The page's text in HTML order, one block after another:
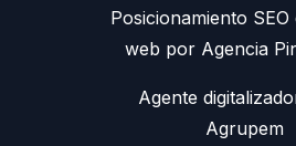
Posicionamiento SEO
web por Agencia
Agente
Agrupem